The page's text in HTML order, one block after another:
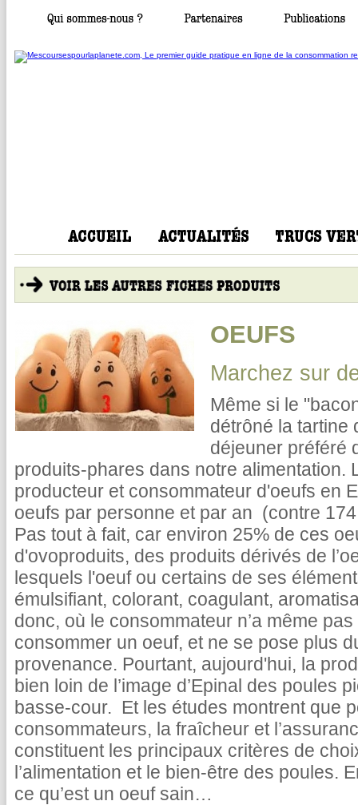
OEUFS
Marchez sur
Même si le
détrôné la tartine
déjeuner préféré
produits-phares dans notre alimentation.
producteur et consommateur d'oeufs en
oeufs par personne et par an (contre
Pas tout à fait, car environ 25% de ces
d'ovoproduits, des produits dérivés de
lesquels l'oeuf ou certains de ses
émulsifiant, colorant, coagulant,
donc, où le consommateur n’a même
consommer un oeuf, et ne se pose plus
provenance. Pourtant, aujourd'hui, la
bien loin de l’image d’Epinal des poules
basse-cour. Et les études montrent que
consommateurs, la fraîcheur et
constituent les principaux critères de
l’alimentation et le bien-être des poules.
ce qu’est un oeuf sain…